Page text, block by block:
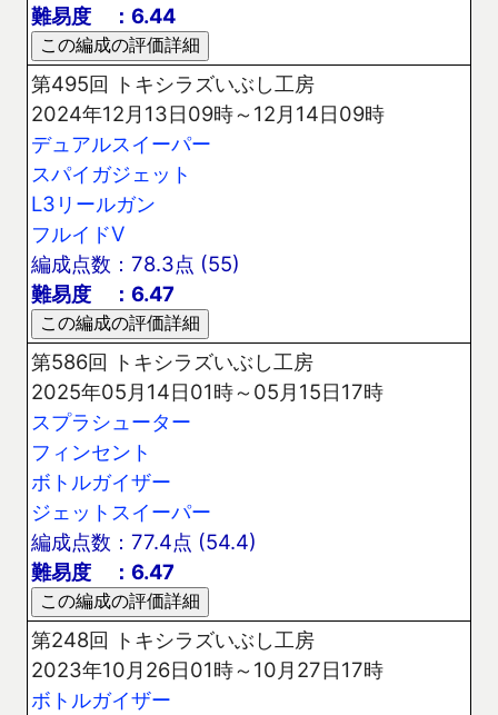
難易度 ：6.44
第495回 トキシラズいぶし工房
2024年12月13日09時～12月14日09時
デュアルスイーパー
スパイガジェット
L3リールガン
フルイドV
編成点数：78.3点 (55)
難易度 ：6.47
第586回 トキシラズいぶし工房
2025年05月14日01時～05月15日17時
スプラシューター
フィンセント
ボトルガイザー
ジェットスイーパー
編成点数：77.4点 (54.4)
難易度 ：6.47
第248回 トキシラズいぶし工房
2023年10月26日01時～10月27日17時
ボトルガイザー